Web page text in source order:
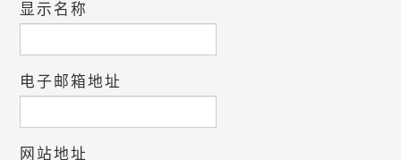
显示名称
电子邮箱地址
网站地址